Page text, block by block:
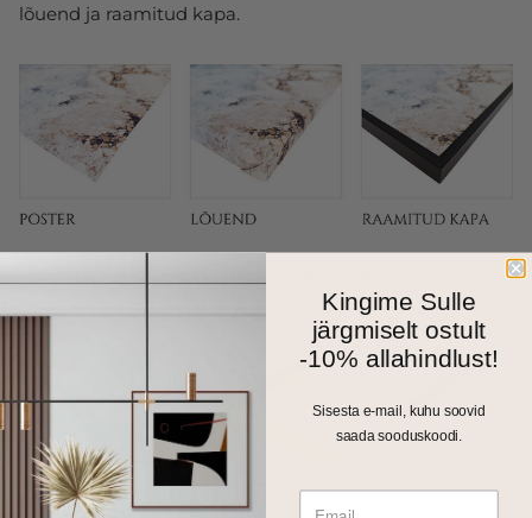
lõuend ja raamitud kapa.
Fotokapal on kitsas 1cm harjatud alumiiniumraam.
Valikus on matt must, kuldne ja hõbedane toon.
Kingime Sulle
järgmiselt ostult
-10% allahindlust!
Sisesta e-mail, kuhu soovid
saada sooduskoodi.